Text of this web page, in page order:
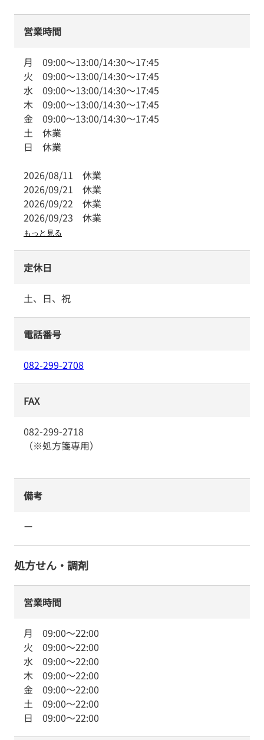
営業時間
月 09:00～13:00/14:30～17:45
火 09:00～13:00/14:30～17:45
水 09:00～13:00/14:30～17:45
木 09:00～13:00/14:30～17:45
金 09:00～13:00/14:30～17:45
土 休業
日 休業
2026/08/11 休業
2026/09/21 休業
2026/09/22 休業
2026/09/23 休業
もっと見る
定休日
土、日、祝
電話番号
082-299-2708
FAX
082-299-2718
（※処方箋専用）
備考
ー
処方せん・調剤
営業時間
月 09:00～22:00
火 09:00～22:00
水 09:00～22:00
木 09:00～22:00
金 09:00～22:00
土 09:00～22:00
日 09:00～22:00